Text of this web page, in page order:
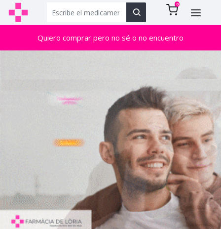
0
Quiero comprar pero no sé o no encuentro